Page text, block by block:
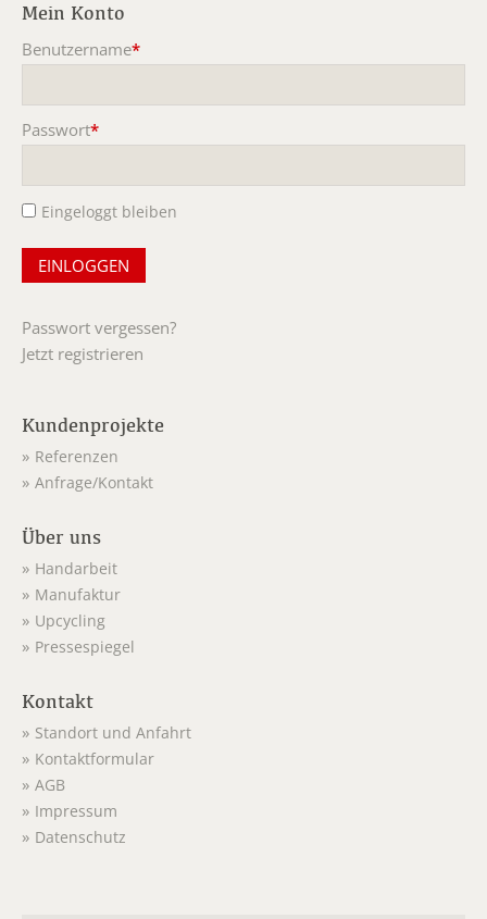
Mein Konto
Benutzername*
Passwort*
Eingeloggt bleiben
Passwort vergessen?
Jetzt registrieren
Kundenprojekte
Referenzen
Anfrage/Kontakt
Über uns
Handarbeit
Manufaktur
Upcycling
Pressespiegel
Kontakt
Standort und Anfahrt
Kontaktformular
AGB
Impressum
Datenschutz